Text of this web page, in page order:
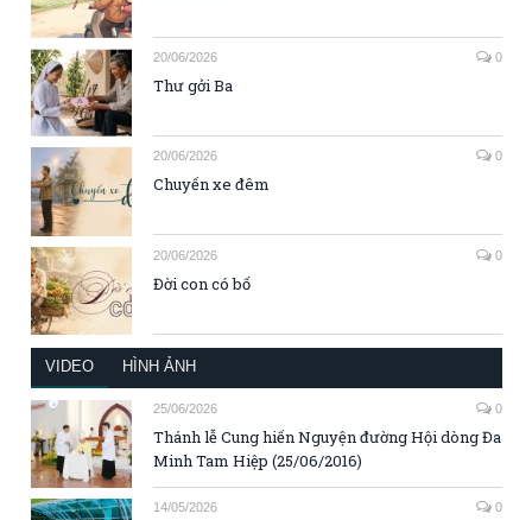
20/06/2026 0
Thư gởi Ba
20/06/2026 0
Chuyến xe đêm
20/06/2026 0
Đời con có bố
VIDEO HÌNH ẢNH
25/06/2026 0
Thánh lễ Cung hiến Nguyện đường Hội dòng Đa
Minh Tam Hiệp (25/06/2016)
14/05/2026 0